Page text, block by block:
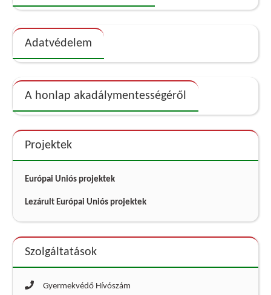
Adatvédelem
A honlap akadálymentességéről
Projektek
Európai Uniós projektek
Lezárult Európai Uniós projektek
Szolgáltatások
Gyermekvédő Hívószám